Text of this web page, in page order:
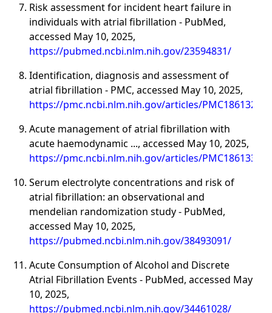
Risk assessment for incident heart failure in
individuals with atrial fibrillation - PubMed,
accessed May 10, 2025,
https://pubmed.ncbi.nlm.nih.gov/23594831/
Identification, diagnosis and assessment of
atrial fibrillation - PMC, accessed May 10, 2025,
https://pmc.ncbi.nlm.nih.gov/articles/PMC1861326/
Acute management of atrial fibrillation with
acute haemodynamic ..., accessed May 10, 2025,
https://pmc.ncbi.nlm.nih.gov/articles/PMC1861334/
Serum electrolyte concentrations and risk of
atrial fibrillation: an observational and
mendelian randomization study - PubMed,
accessed May 10, 2025,
https://pubmed.ncbi.nlm.nih.gov/38493091/
Acute Consumption of Alcohol and Discrete
Atrial Fibrillation Events - PubMed, accessed May
10, 2025,
https://pubmed.ncbi.nlm.nih.gov/34461028/